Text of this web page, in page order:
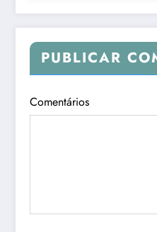
PUBLICAR
Comentários